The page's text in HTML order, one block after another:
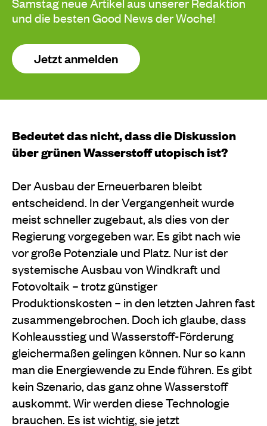
und die besten Good News der Woche!
Jetzt anmelden
Bedeutet das nicht, dass die Diskussion
über grünen Wasserstoff utopisch ist?
Der Ausbau der Erneuerbaren bleibt
entscheidend. In der Vergangenheit wurde
meist schneller zugebaut, als dies von der
Regierung vorgegeben war. Es gibt nach wie
vor große Potenziale und Platz. Nur ist der
systemische Ausbau von Windkraft und
Fotovoltaik – trotz günstiger
Produktionskosten – in den letzten Jahren fast
zusammengebrochen. Doch ich glaube, dass
Kohleausstieg und Wasserstoff-Förderung
gleichermaßen gelingen können. Nur so kann
man die Energiewende zu Ende führen. Es gibt
kein Szenario, das ganz ohne Wasserstoff
auskommt. Wir werden diese Technologie
brauchen. Es ist wichtig, sie jetzt